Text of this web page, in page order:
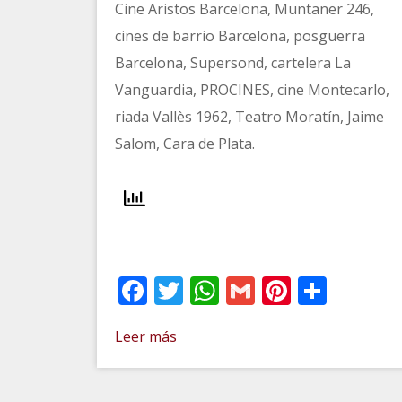
Cine Aristos Barcelona, Muntaner 246,
cines de barrio Barcelona, posguerra
Barcelona, Supersond, cartelera La
Vanguardia, PROCINES, cine Montecarlo,
riada Vallès 1962, Teatro Moratín, Jaime
Salom, Cara de Plata.
Facebook
Twitter
WhatsApp
GmailPinterest
Leer más